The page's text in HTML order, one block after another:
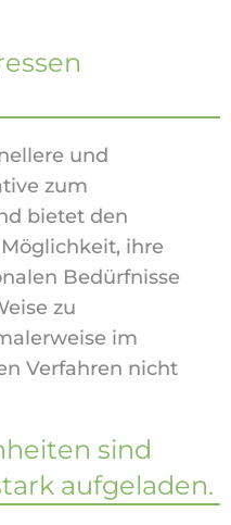
und
zum
bietet den
ihre
Bedürfnisse
zu
im
Verfahren nicht
sind
aufgeladen.